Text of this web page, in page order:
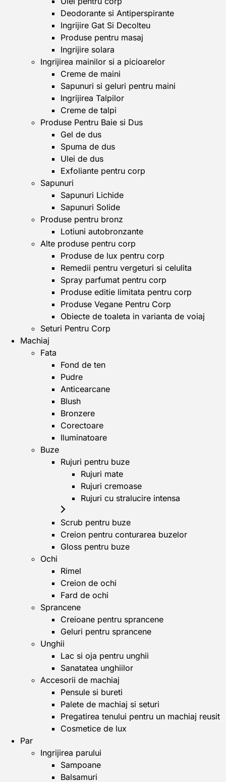
Deodorante si Antiperspirante
Ingrijire Gat Si Decolteu
Produse pentru masaj
Ingrijire solara
Ingrijirea mainilor si a picioarelor
Creme de maini
Sapunuri si geluri pentru maini
Ingrijirea Talpilor
Creme de talpi
Produse Pentru Baie si Dus
Gel de dus
Spuma de dus
Ulei de dus
Exfoliante pentru corp
Sapunuri
Sapunuri Lichide
Sapunuri Solide
Produse pentru bronz
Lotiuni autobronzante
Alte produse pentru corp
Produse de lux pentru corp
Remedii pentru vergeturi si celulita
Spray parfumat pentru corp
Produse editie limitata pentru corp
Produse Vegane Pentru Corp
Obiecte de toaleta in varianta de voiaj
Seturi Pentru Corp
Machiaj
Fata
Fond de ten
Pudre
Anticearcane
Blush
Bronzere
Corectoare
Iluminatoare
Buze
Rujuri pentru buze
Rujuri mate
Rujuri cremoase
Rujuri cu stralucire intensa
Scrub pentru buze
Creion pentru conturarea buzelor
Gloss pentru buze
Ochi
Rimel
Creion de ochi
Fard de ochi
Sprancene
Creioane pentru sprancene
Geluri pentru sprancene
Unghii
Lac si oja pentru unghii
Sanatatea unghiilor
Accesorii de machiaj
Pensule si bureti
Palete de machiaj si seturi
Pregatirea tenului pentru un machiaj reusit
Cosmetice de lux
Par
Ingrijirea parului
Sampoane
Balsamuri